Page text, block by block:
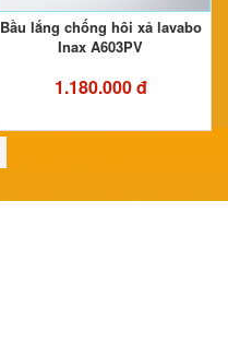
Bầu lắng chống hôi xả lavabo
Inax A603PV
1.180.000 đ